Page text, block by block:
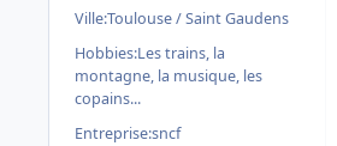
Ville:Toulouse / Saint Gaudens
Hobbies:Les trains, la
montagne, la musique, les
copains...
Entreprise:sncf